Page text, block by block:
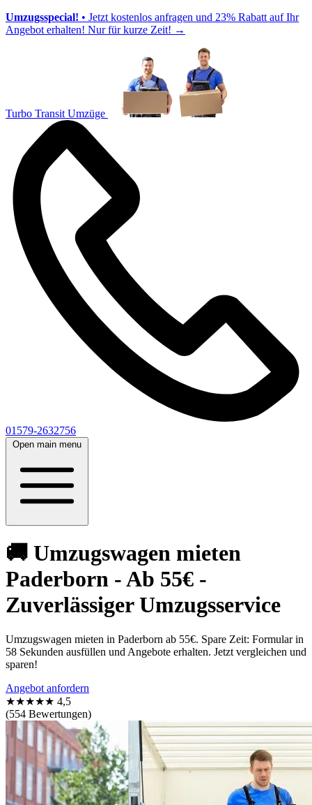
Umzugsspecial! • Jetzt kostenlos anfragen und 23% Rabatt auf Ihr
Angebot erhalten! Nur für kurze Zeit! →
Turbo Transit Umzüge
01579-2632756
Open main menu
🚚 Umzugswagen mieten
Paderborn - Ab 55€ -
Zuverlässiger Umzugsservice
Umzugswagen mieten in Paderborn ab 55€. Spare Zeit: Formular in
58 Sekunden ausfüllen und Angebote erhalten. Jetzt vergleichen und
sparen!
Angebot anfordern
★★★★★ 4,5
(554 Bewertungen)